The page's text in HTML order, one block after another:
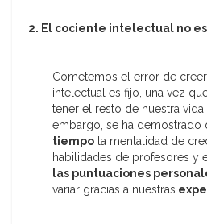
2. El cociente intelectual no
Cometemos el error de
intelectual es fijo, una vez
tener el resto de nuestra
embargo, se ha demostrado
tiempo la mentalidad de
habilidades de profesores y
las puntuaciones
variar gracias a nuestras